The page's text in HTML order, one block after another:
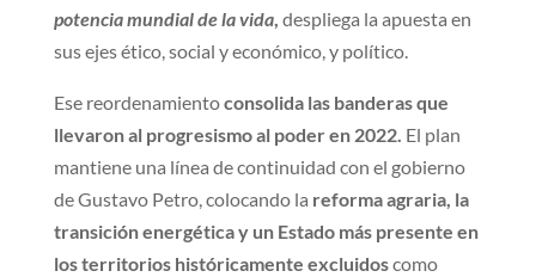
potencia mundial de la vida, despliega la apuesta en
sus ejes ético, social y económico, y político.
Ese reordenamientoconsolida las banderas que
llevaron al progresismo al poder en 2022. El plan
mantiene una línea de continuidad con el gobierno
de Gustavo Petro, colocando la reforma agraria, la
transición energética y un Estado más presente en
los territorios históricamente excluidoscomo